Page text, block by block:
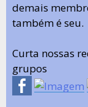
demais
também é seu.
Curta nossas
grupos